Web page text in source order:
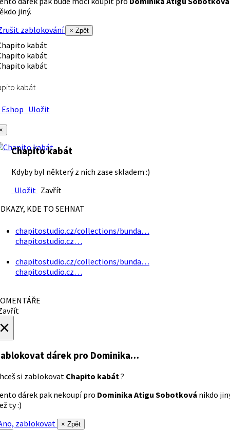
jiný.
zablokování
× Zpět
kabát
Uložit
Chapito kabát
Kdyby byl některý z nich zase skladem :)
Uložit Zavřít
KDE TO SEHNAT
chapitostudio.cz/collections/bunda…
chapitostudio.cz…
chapitostudio.cz/collections/bunda…
chapitostudio.cz…
dárek pro Dominika…
si zablokovat Chapito kabát ?
dárek pak nekoupí pro Dominika Atigu Sobotková nikdo
ty :)
zablokovat
× Zpět